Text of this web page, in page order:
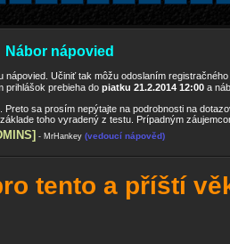
Nábor nápovied
Učiniť tak môžu odoslaním registračného
prihlášok prebieha do piatku 21.2.2014 12:00 a
sa prosím nepýtajte na podrobnosti na
toho vyradený z testu. Prípadným
- MrHankey (vedoucí nápověd)
tento a příští